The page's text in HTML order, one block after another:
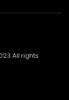
All rights